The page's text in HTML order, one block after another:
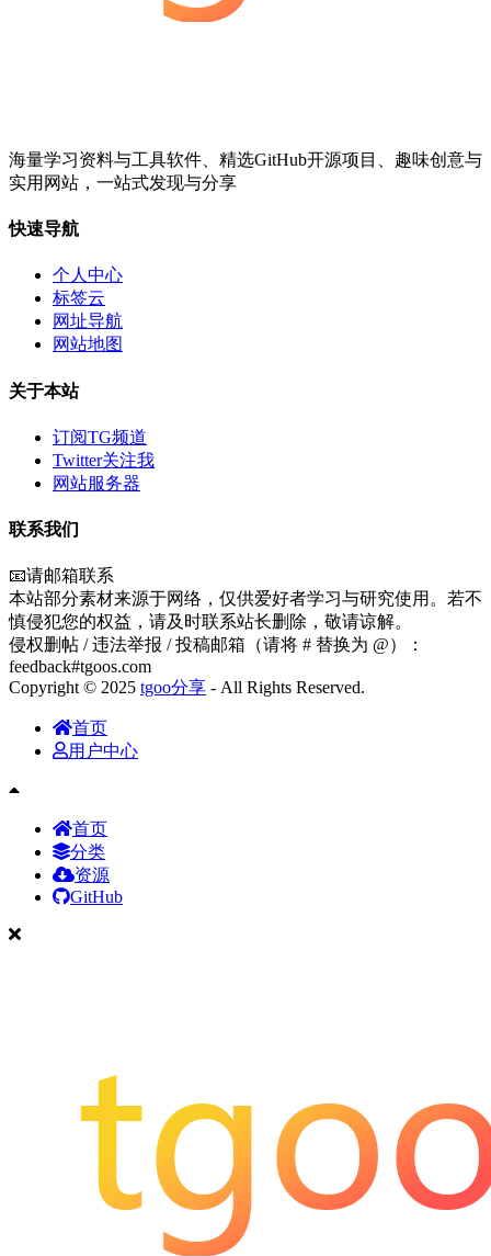
海量学习资料与工具软件、精选GitHub开源项目、趣味创意与
实用网站，一站式发现与分享
快速导航
个人中心
标签云
网址导航
网站地图
关于本站
订阅TG频道
Twitter关注我
网站服务器
联系我们
📧请邮箱联系
本站部分素材来源于网络，仅供爱好者学习与研究使用。若不
慎侵犯您的权益，请及时联系站长删除，敬请谅解。
侵权删帖 / 违法举报 / 投稿邮箱（请将 # 替换为 @）：
feedback#tgoos.com
Copyright © 2025 tgoo分享 - All Rights Reserved.
首页
用户中心
首页
分类
资源
GitHub